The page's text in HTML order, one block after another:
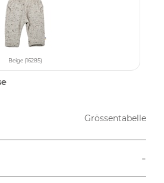
Beige (16285)
Grössentabelle
-